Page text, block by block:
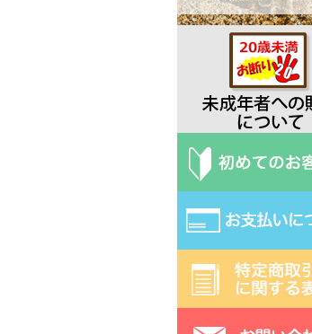
Elk Ridge エルクリッジ
ESEE エスイー
Exotac エクソタック
Fred Perrin フレッド・
Fobos Knives フォボス
Extrema Ratio エクス
ティオ
Fallkniven ファルクニー
Gerber ガーバー
Halfbreed Blades ハー
ドブレード
Hibben ヒビン